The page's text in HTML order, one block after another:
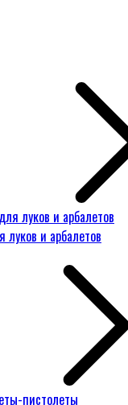
луков и арбалетов